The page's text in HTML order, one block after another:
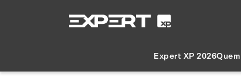
Expert XP 2026